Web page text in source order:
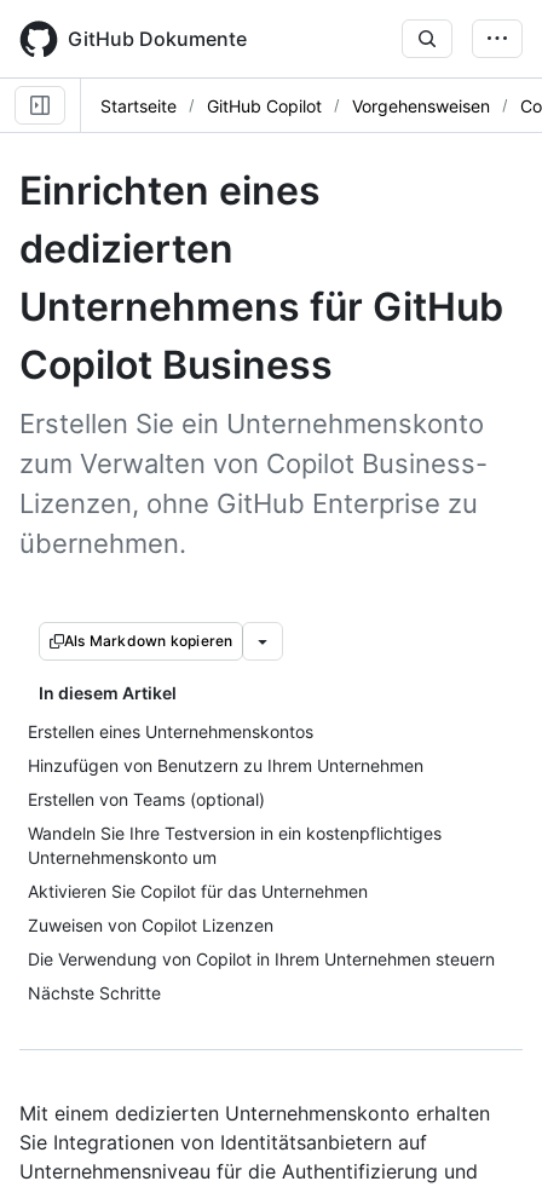
main
content
GitHub Dokumente
Startseite GitHub Copilot Vorgehensweisen
Einrichten eines
dedizierten
Unternehmens für GitHub
Copilot Business
Erstellen Sie ein Unternehmenskonto
zum Verwalten von Copilot Business-
Lizenzen, ohne GitHub Enterprise zu
übernehmen.
Als Markdown kopieren
In diesem Artikel
Erstellen eines Unternehmenskontos
Hinzufügen von Benutzern zu Ihrem Unternehmen
Erstellen von Teams (optional)
Wandeln Sie Ihre Testversion in ein kostenpflichtiges
Unternehmenskonto um
Aktivieren Sie Copilot für das Unternehmen
Zuweisen von Copilot Lizenzen
Die Verwendung von Copilot in Ihrem Unternehmen steuern
Nächste Schritte
Mit einem dedizierten Unternehmenskonto erhalten
Sie Integrationen von Identitätsanbietern auf
Unternehmensniveau für die Authentifizierung und